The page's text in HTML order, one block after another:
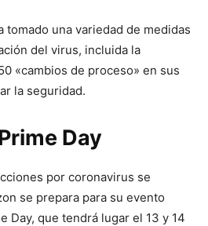
tomado una variedad de medidas
del virus, incluida la
«cambios de proceso» en sus
la seguridad.
Day
por coronavirus se
se prepara para su evento
Day, que tendrá lugar el 13 y 14